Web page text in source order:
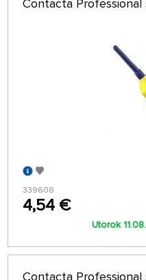
Contacta Professional
339608
4,54 €
Utorok
Contacta